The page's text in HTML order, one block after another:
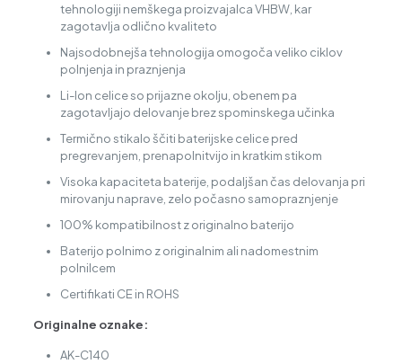
tehnologiji nemškega proizvajalca VHBW, kar
zagotavlja odlično kvaliteto
Najsodobnejša tehnologija omogoča veliko ciklov
polnjenja in praznjenja
Li-Ion celice so prijazne okolju, obenem pa
zagotavljajo delovanje brez spominskega učinka
Termično stikalo ščiti baterijske celice pred
pregrevanjem, prenapolnitvijo in kratkim stikom
Visoka kapaciteta baterije, podaljšan čas delovanja pri
mirovanju naprave, zelo počasno samopraznjenje
100% kompatibilnost z originalno baterijo
Baterijo polnimo z originalnim ali nadomestnim
polnilcem
Certifikati CE in ROHS
Originalne oznake:
AK-C140